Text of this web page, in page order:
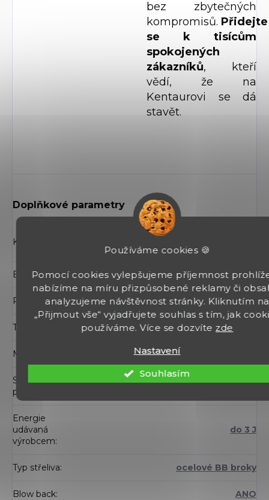
Používáme cookies 🍪
Pomocí cookies vylepšujeme příjemnost
nabízíme na míru přizpůsobené reklamy či
analyzujeme návštěvnost stránky. Kliknutím na
„Přijmout vše“ vyjadřujete souhlas s tím, jak
používáme. Více se dozvíte zde
Nastavení
Souhlasím
bez zbytečných
kompromisů. Přidejte
se k tisícům
spokojených
zákazníků, kteří
vědí, že na
Kentaurovi se dá
stavět.
Doplňkové parametry
Kategorie
Zbraně bez zbrojního oprávnění (od
EAN : 4000844647894
Ráže 4,5 mm / .177
Typ hlavně hladká
Montážní lišta
Systém
pohonu
CO2
Energie
udávaná
výrobcem:
do 3 J
Typ střeliva: ocelové BB broky
Blow back: ANO